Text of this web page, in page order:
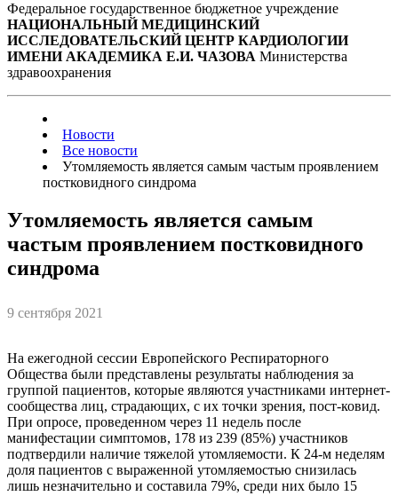
Федеральное государственное бюджетное учреждение
НАЦИОНАЛЬНЫЙ МЕДИЦИНСКИЙ
ИССЛЕДОВАТЕЛЬСКИЙ ЦЕНТР КАРДИОЛОГИИ
ИМЕНИ АКАДЕМИКА Е.И. ЧАЗОВА Министерства
здравоохранения
Новости
Все новости
Утомляемость является самым частым проявлением
постковидного синдрома
Утомляемость является самым
частым проявлением постковидного
синдрома
9 сентября 2021
На ежегодной сессии Европейского Респираторного
Общества были представлены результаты наблюдения за
группой пациентов, которые являются участниками интернет-
сообщества лиц, страдающих, с их точки зрения, пост-ковид.
При опросе, проведенном через 11 недель после
манифестации симптомов, 178 из 239 (85%) участников
подтвердили наличие тяжелой утомляемости. К 24-м неделям
доля пациентов с выраженной утомляемостью снизилась
лишь незначительно и составила 79%, среди них было 15